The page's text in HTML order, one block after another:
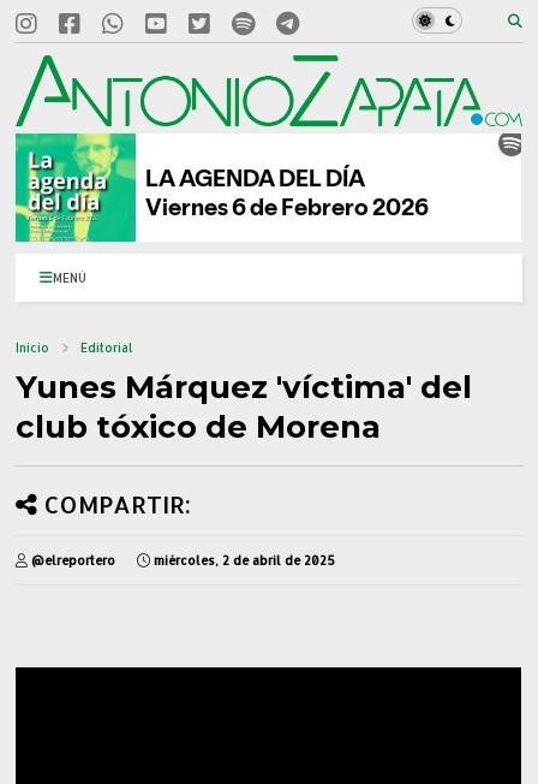
MENÚ
Inicio Editorial
Yunes Márquez 'víctima' del
club tóxico de Morena
COMPARTIR:
@elreportero miércoles, 2 de abril de 2025